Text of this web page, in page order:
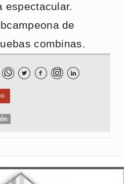
espectacular.
de
combinas.
  